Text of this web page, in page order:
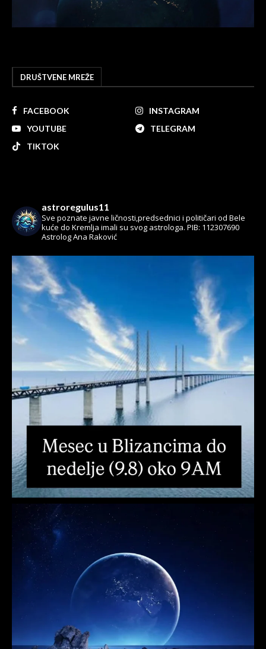
DRUŠTVENE MREŽE
FACEBOOK
INSTAGRAM
YOUTUBE
TELEGRAM
TIKTOK
astroregulus11
Sve poznate javne ličnosti,predsednici i političari od Bele
kuće do Kremlja imali su svog astrologa. PIB: 112307690
Astrolog Ana Raković